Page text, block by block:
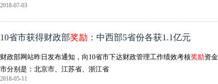
2018-07-03
10省市获得财政部奖励 ：中西部5省份各获1.1亿元
财政部网站昨日发布通知，向10省市下达财政管理工作绩效考核奖励资
市分别是：北京市、江苏省、浙江省
2018-05-11